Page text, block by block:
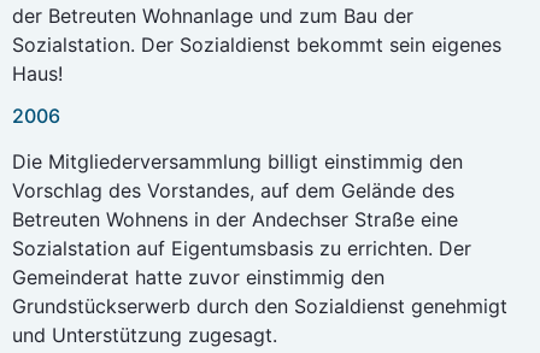
der Betreuten Wohnanlage und zum Bau der
Sozialstation. Der Sozialdienst bekommt sein eigenes
Haus!
2006
Die Mitgliederversammlung billigt einstimmig den
Vorschlag des Vorstandes, auf dem Gelände des
Betreuten Wohnens in der Andechser Straße eine
Sozialstation auf Eigentumsbasis zu errichten. Der
Gemeinderat hatte zuvor einstimmig den
Grundstückserwerb durch den Sozialdienst genehmigt
und Unterstützung zugesagt.